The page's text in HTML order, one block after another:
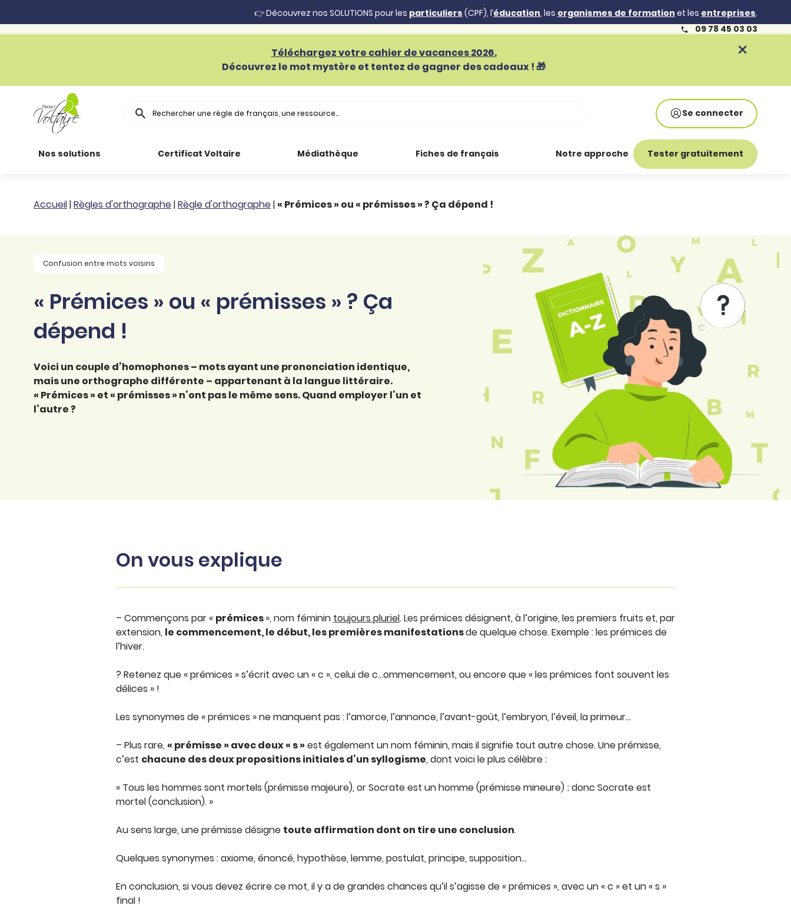
👉 Découvrez nos SOLUTIONS pour les particuliers (CPF), l’éducation, les organismes de formation et les entreprises.
09 78 45 03 03
Téléchargez votre cahier de vacances 2026.
Découvrez le mot mystère et tentez de gagner des cadeaux ! 🎁
Rechercher Se connecter
Nos solutions
Particuliers
Organismes de
formation
Certifier ses compétences
Évaluer le niveau de ses
salariés
Certificat Voltaire Médiathèque
Toutes nos
ressources
professionnel
Animer une classe
Aider ses enfants
Accompagner ses
salariés
Explorer la langue
française
Fiches de français
Conjugaison
d’orthographe
Syntaxe
Toutes nos fiches
Notre approche Tester gratuitement
Accueil|Règles d'orthographe|Règle d'orthographe| « Prémices » ou « prémisses » ? Ça dépend !
Confusion entre mots voisins
« Prémices » ou « prémisses » ? Ça
dépend !
Voici un couple d’homophones – mots ayant une prononciation identique,
mais une orthographe différente – appartenant à la langue littéraire.
« Prémices » et « prémisses » n’ont pas le même sens. Quand employer l’un et
l’autre ?
On vous explique
– Commençons par « prémices», nom féminin toujours pluriel. Les prémices désignent, à l’origine, les premiers fruits et, par
extension, le commencement, le début, les premières manifestationsde quelque chose. Exemple : les prémices de
l’hiver.
? Retenez que « prémices » s’écrit avec un « c », celui de c…ommencement, ou encore que « les prémices font souvent les
délices » !
Les synonymes de « prémices » ne manquent pas : l’amorce, l’annonce, l’avant-goût, l’embryon, l’éveil, la primeur…
– Plus rare, « prémisse » avec deux « s » est également un nom féminin, mais il signifie tout autre chose. Une prémisse,
c’est chacune des deux propositions initiales d’un syllogisme, dont voici le plus célèbre :
« Tous les hommes sont mortels (prémisse majeure), or Socrate est un homme (prémisse mineure) ; donc Socrate est
mortel (conclusion). »
Au sens large, une prémisse désigne toute affirmation dont on tire une conclusion.
Quelques synonymes : axiome, énoncé, hypothèse, lemme, postulat, principe, supposition…
En conclusion, si vous devez écrire ce mot, il y a de grandes chances qu’il s’agisse de « prémices », avec un « c » et un « s »
final !